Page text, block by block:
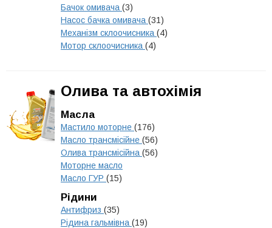
Бачок омивача (3)
Насос бачка омивача (31)
Механізм склоочисника (4)
Мотор склоочисника (4)
Олива та автохімія
Масла
Мастило моторне (176)
Масло трансмісійне (56)
Олива трансмісійна (56)
Моторне масло
Масло ГУР (15)
Рідини
Антифриз (35)
Рідина гальмівна (19)